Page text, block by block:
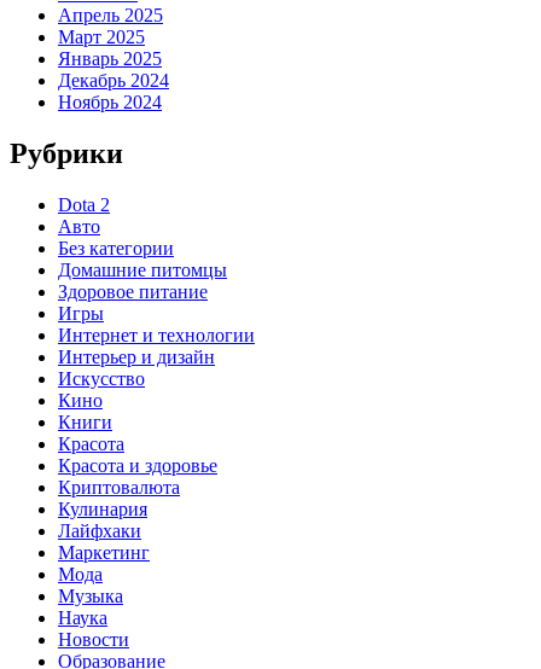
Апрель 2025
Март 2025
Январь 2025
Декабрь 2024
Ноябрь 2024
Рубрики
Dota 2
Авто
Без категории
Домашние питомцы
Здоровое питание
Игры
Интернет и технологии
Интерьер и дизайн
Искусство
Кино
Книги
Красота
Красота и здоровье
Криптовалюта
Кулинария
Лайфхаки
Маркетинг
Мода
Музыка
Наука
Новости
Образование